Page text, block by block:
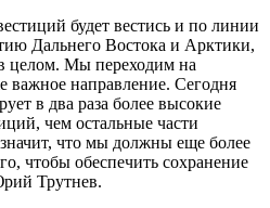
будет вестись и по линии
Дальнего Востока и Арктики,
целом. Мы переходим на
важное направление. Сегодня
в два раза более высокие
чем остальные части
что мы должны еще более
чтобы обеспечить сохранение
Трутнев.